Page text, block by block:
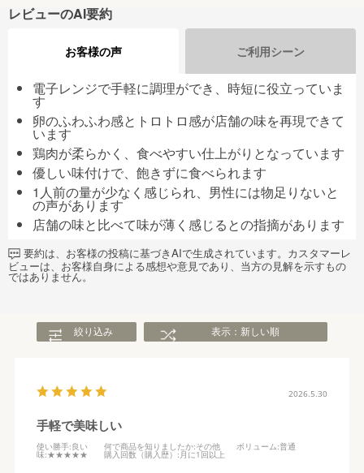
レビューのAI要約
お客様の声 ご利用シーン
電子レンジで手軽に調理ができ、時短に役立っていま
す
卵のふわふわ感とトロトロ感が店舗の味を再現できて
います
鶏肉が柔らかく、食べやすい仕上がりとなっています
優しい味付けで、飽きずに食べられます
1人前の量が少なく感じられ、男性には物足りないと
の声があります
店舗の味と比べて味が薄く感じるとの指摘があります
要約は、お客様の投稿に基づきAIで生成されています。カスタマーレ
ビューは、お客様自身による感想や意見であり、当方の見解を示すもの
ではありません。
絞り込み 表示：新しい順
2026.5.30
手軽で美味しい
使い勝手:良い 何で商品を知りましたか:その他 ボリューム:普通
味:★★★★★ 購入回数（購入歴） :月に1回以上